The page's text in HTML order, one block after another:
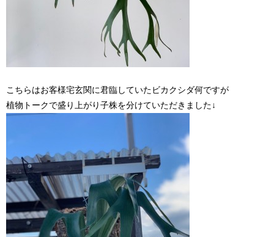
こちらはお客様宅玄関に君臨していたビカクシダ何ですが
植物トークで盛り上がり子株を分けていただきました↓